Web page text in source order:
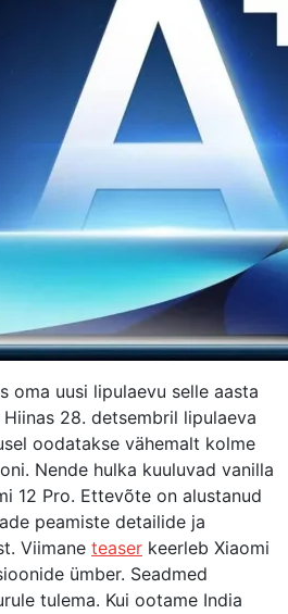
oma uusi lipulaevu selle aasta
28. detsembril lipulaeva
oodatakse vähemalt kolme
Nende hulka kuuluvad vanilla
12 Pro. Ettevõte on alustanud
peamiste detailide ja
Viimane teaser keerleb Xiaomi
ümber. Seadmed
tulema. Kui ootame India